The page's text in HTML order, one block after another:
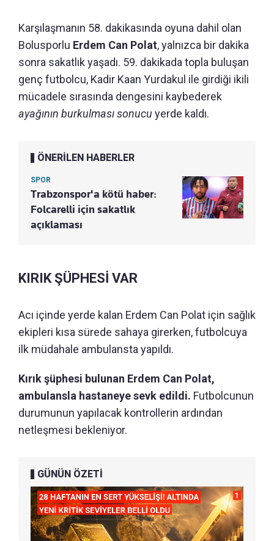
Karşılaşmanın 58. dakikasında oyuna dahil olan
Bolusporlu Erdem Can Polat, yalnızca bir dakika
sonra sakatlık yaşadı. 59. dakikada topla buluşan
genç futbolcu, Kadir Kaan Yurdakul ile girdiği ikili
mücadele sırasında dengesini kaybederek
ayağının burkulması sonucu yerde kaldı.
ÖNERİLEN HABERLER
SPOR
Trabzonspor'a kötü haber:
Folcarelli için sakatlık
açıklaması
KIRIK ŞÜPHESİ VAR
Acı içinde yerde kalan Erdem Can Polat için sağlık
ekipleri kısa sürede sahaya girerken, futbolcuya
ilk müdahale ambulansta yapıldı.
Kırık şüphesi bulunan Erdem Can Polat,
ambulansla hastaneye sevk edildi. Futbolcunun
durumunun yapılacak kontrollerin ardından
netleşmesi bekleniyor.
GÜNÜN ÖZETİ